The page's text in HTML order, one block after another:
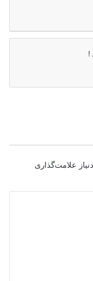
!
علامت‌گذاری